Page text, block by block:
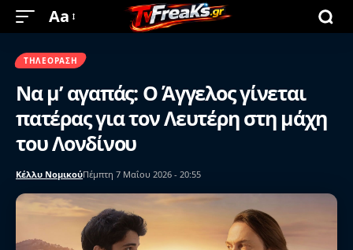
Aa
ΤΗΛΕΌΡΑΣΗ
Να μ’ αγαπάς: Ο Άγγελος γίνεται
πατέρας για τον Λευτέρη στη μάχη
του Λονδίνου
Κέλλυ ΝομικούΠέμπτη 7 Μαΐου 2026 - 20:55